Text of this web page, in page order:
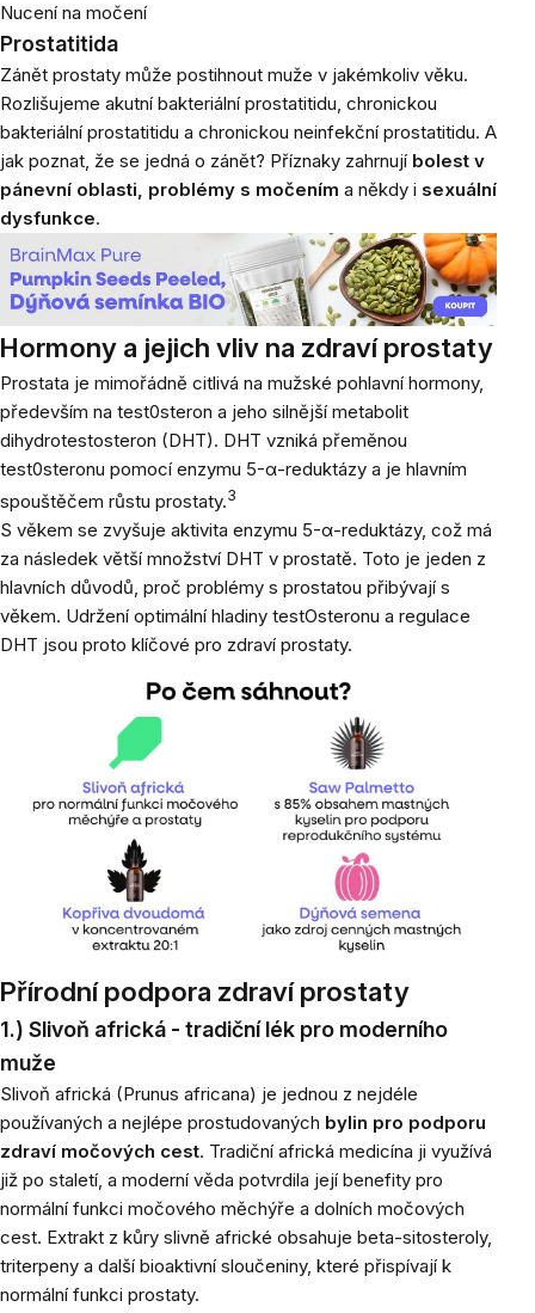
Nucení na močení
Prostatitida
Zánět prostaty může postihnout muže v jakémkoliv věku.
Rozlišujeme akutní bakteriální prostatitidu, chronickou
bakteriální prostatitidu a chronickou neinfekční prostatitidu. A
jak poznat, že se jedná o zánět? Příznaky zahrnují bolest v
pánevní oblasti, problémy s močením a někdy i sexuální
dysfunkce.
Hormony a jejich vliv na zdraví prostaty
Prostata je mimořádně citlivá na mužské pohlavní hormony,
především na test0steron a jeho silnější metabolit
dihydrotestosteron (DHT). DHT vzniká přeměnou
test0steronu pomocí enzymu 5-α-reduktázy a je hlavním
spouštěčem růstu prostaty.3
S věkem se zvyšuje aktivita enzymu 5-α-reduktázy, což má
za následek větší množství DHT v prostatě. Toto je jeden z
hlavních důvodů, proč problémy s prostatou přibývají s
věkem. Udržení optimální hladiny testOsteronu a regulace
DHT jsou proto klíčové pro zdraví prostaty.
Přírodní podpora zdraví prostaty
1.) Slivoň africká - tradiční lék pro moderního
muže
Slivoň africká (Prunus africana) je jednou z nejdéle
používaných a nejlépe prostudovaných bylin pro podporu
zdraví močových cest. Tradiční africká medicína ji využívá
již po staletí, a moderní věda potvrdila její benefity pro
normální funkci močového měchýře a dolních močových
cest. Extrakt z kůry slivně africké obsahuje beta-sitosteroly,
triterpeny a další bioaktivní sloučeniny, které přispívají k
normální funkci prostaty.